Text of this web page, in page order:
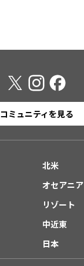
コミュニティを見る
北米
オセアニア
リゾート
中近東
日本